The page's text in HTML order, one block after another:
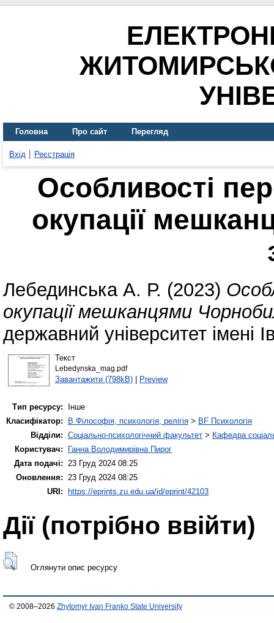
Головна Про сайт Перегляд
Вхід Реєстрація
Особливості
окупації
Лебединська А. Р. (2023)
окупації мешканцями
державний університет імені
Текст
Lebedynska_mag.pdf
Завантажити (798kB)| Preview
Тип ресурсу:
Інше
Класифікатор:
B Філософія, психологія, релігія > BF Психологія
Відділи: Соціально-психологічний факультет > Кафедра
Користувач:
Ганна Володимирівна Пирог
Дата подачі: 23 Груд 2024 08:25
Оновлення: 23 Груд 2024 08:25
URI:
https://eprints.zu.edu.ua/id/eprint/42103
Дії ​​(потрібно ввійти)
Оглянути опис ресурсу
© 2008–2026 Zhytomyr Ivan Franko State University